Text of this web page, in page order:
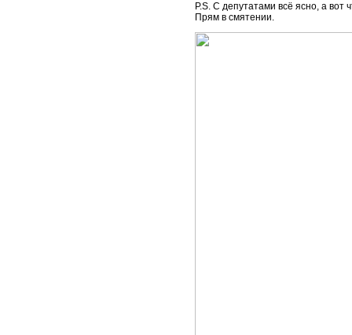
P.S. С депутатами всё ясно, а
Прям в смятении.